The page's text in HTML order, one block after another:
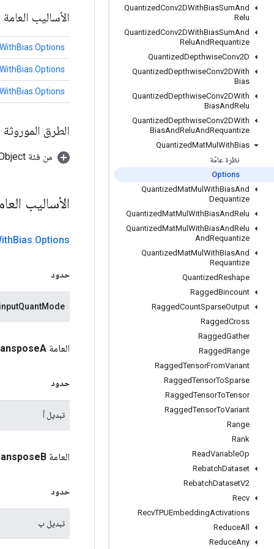
QuantizedConv2DWithBiasSumAnd
Relu
QuantizedConv2DWithBiasSumAnd
ReluAndRequantize
QuantizedDepthwiseConv2D
QuantizedDepthwiseConv2DWith
Bias
QuantizedDepthwiseConv2DWith
BiasAndRelu
QuantizedDepthwiseConv2DWith
BiasAndReluAndRequantize
QuantizedMatMul WithBias
نظرة عامّة
Options
QuantizedMatMul WithBiasAnd
Dequantize
QuantizedMatMul WithBiasAndRelu
QuantizedMatMul WithBiasAndRelu
AndRequantize
QuantizedMatMul WithBiasAnd
Requantize
QuantizedReshape
RaggedBincount
RaggedCountSparseOutput
RaggedCross
RaggedGather
RaggedRange
RaggedTensorFromVariant
RaggedTensorToSparse
RaggedTensorToTensor
RaggedTensorToVariant
Range
Rank
ReadVariableOp
RebatchDataset
RebatchDatasetV2
Recv
RecvTPUEmbeddingActivations
ReduceAll
ReduceAny
الأساليب العامة
الطرق الموروثة
من فئة java.lang.Object
الأساليب
Bias.Options
حدود
inputQuantMode
العامة A
حدود
تبديل أ
العامة B
حدود
تبديل ب